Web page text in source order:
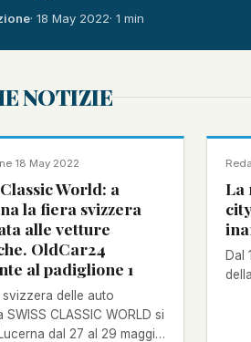
· 18 May 2022· 1 min
NOTIZIE
·18 May 2022
World: a
la fiera svizzera
alle vetture
OldCar24
al padiglione 1
svizzera delle auto
CLASSIC WORLD si
dal 27 al 29 maggio
La
Dal